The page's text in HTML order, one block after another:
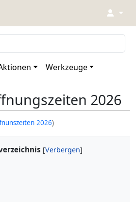
↓
Werkzeuge
2026
2026)